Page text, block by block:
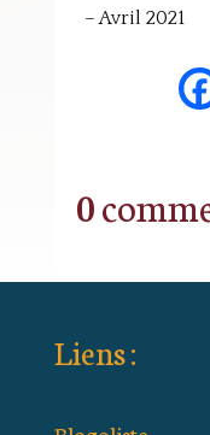
– Avril 2021
0
Liens :